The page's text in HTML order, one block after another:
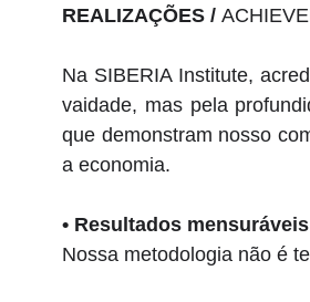
REALIZAÇÕES /
Na SIBERIA Institute,
vaidade, mas pela
que demonstram nosso
a economia.
• Resultados